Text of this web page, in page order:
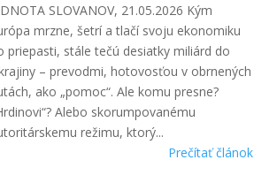
SLOVANOV, 21.05.2026 Kým
mrzne, šetrí a tlačí svoju ekonomiku
priepasti, stále tečú desiatky miliárd do
– prevodmi, hotovosťou v obrnených
ako „pomoc“. Ale komu presne?
Alebo skorumpovanému
režimu, ktorý...
Prečítať článok